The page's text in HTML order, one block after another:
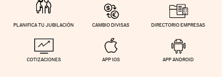
PLANIFICA TU JUBILACIÓN CAMBIO DIVISAS DIRECTORIO EMPRESAS
COTIZACIONES APP IOS APP ANDROID